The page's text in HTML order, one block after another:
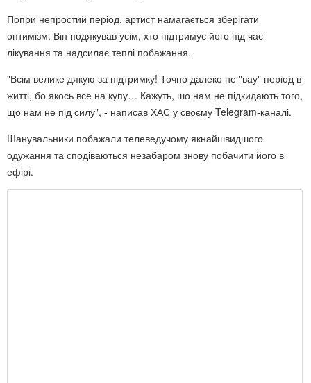
Попри непростий період, артист намагається зберігати
оптимізм. Він подякував усім, хто підтримує його під час
лікування та надсилає теплі побажання.
"Всім велике дякую за підтримку! Точно далеко не "вау" період в
житті, бо якось все на купу… Кажуть, шо нам не підкидають того,
що нам не під силу", - написав ХАС у своєму Telegram-каналі.
Шанувальники побажали телеведучому якнайшвидшого
одужання та сподіваються незабаром знову побачити його в
ефірі.